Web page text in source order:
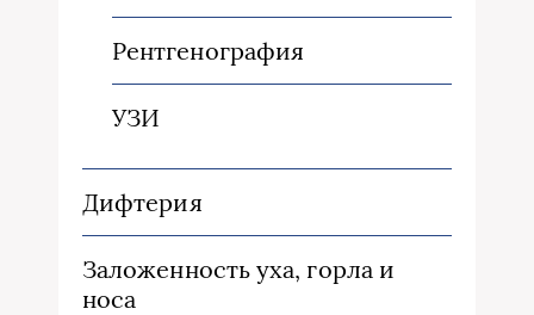
Рентгенография
УЗИ
Дифтерия
Заложенность уха, горла и
носа